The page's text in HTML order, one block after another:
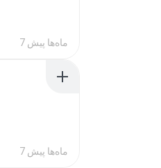
7 ماه‌ها پیش
7 ماه‌ها پیش